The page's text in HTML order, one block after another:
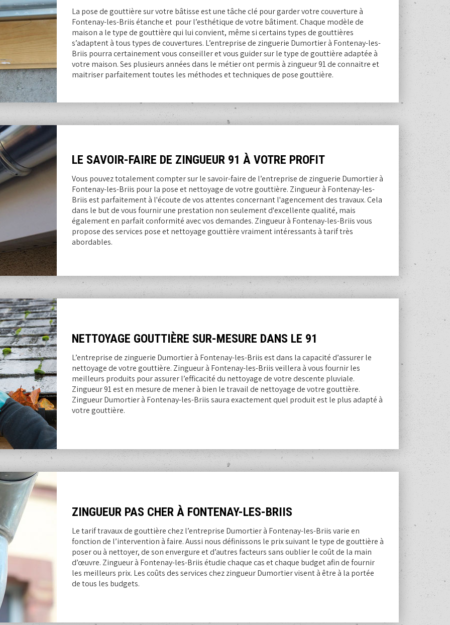
La pose de gouttière sur votre bâtisse est une tâche clé pour garder votre couverture à
Fontenay-les-Briis étanche et pour l’esthétique de votre bâtiment. Chaque modèle de
maison a le type de gouttière qui lui convient, même si certains types de gouttières
s’adaptent à tous types de couvertures. L’entreprise de zinguerie Dumortier à Fontenay-les-
Briis pourra certainement vous conseiller et vous guider sur le type de gouttière adaptée à
votre maison. Ses plusieurs années dans le métier ont permis à zingueur 91 de connaitre et
maitriser parfaitement toutes les méthodes et techniques de pose gouttière.
LE SAVOIR-FAIRE DE ZINGUEUR 91 À VOTRE PROFIT
Vous pouvez totalement compter sur le savoir-faire de l’entreprise de zinguerie Dumortier à
Fontenay-les-Briis pour la pose et nettoyage de votre gouttière. Zingueur à Fontenay-les-
Briis est parfaitement à l'écoute de vos attentes concernant l'agencement des travaux. Cela
dans le but de vous fournir une prestation non seulement d'excellente qualité, mais
également en parfait conformité avec vos demandes. Zingueur à Fontenay-les-Briis vous
propose des services pose et nettoyage gouttière vraiment intéressants à tarif très
abordables.
NETTOYAGE GOUTTIÈRE SUR-MESURE DANS LE 91
L’entreprise de zinguerie Dumortier à Fontenay-les-Briis est dans la capacité d’assurer le
nettoyage de votre gouttière. Zingueur à Fontenay-les-Briis veillera à vous fournir les
meilleurs produits pour assurer l’efficacité du nettoyage de votre descente pluviale.
Zingueur 91 est en mesure de mener à bien le travail de nettoyage de votre gouttière.
Zingueur Dumortier à Fontenay-les-Briis saura exactement quel produit est le plus adapté à
votre gouttière.
ZINGUEUR PAS CHER À FONTENAY-LES-BRIIS
Le tarif travaux de gouttière chez l’entreprise Dumortier à Fontenay-les-Briis varie en
fonction de l’intervention à faire. Aussi nous définissons le prix suivant le type de gouttière à
poser ou à nettoyer, de son envergure et d’autres facteurs sans oublier le coût de la main
d’œuvre. Zingueur à Fontenay-les-Briis étudie chaque cas et chaque budget afin de fournir
les meilleurs prix. Les coûts des services chez zingueur Dumortier visent à être à la portée
de tous les budgets.